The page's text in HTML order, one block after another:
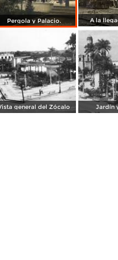
Pergola y Palacio. A la
general del Zócalo Jardín